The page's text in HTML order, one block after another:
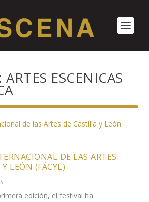
ARTES ESCENICAS
DE LAS ARTES
LEÓN (FÁCYL)
edición, el festival ha